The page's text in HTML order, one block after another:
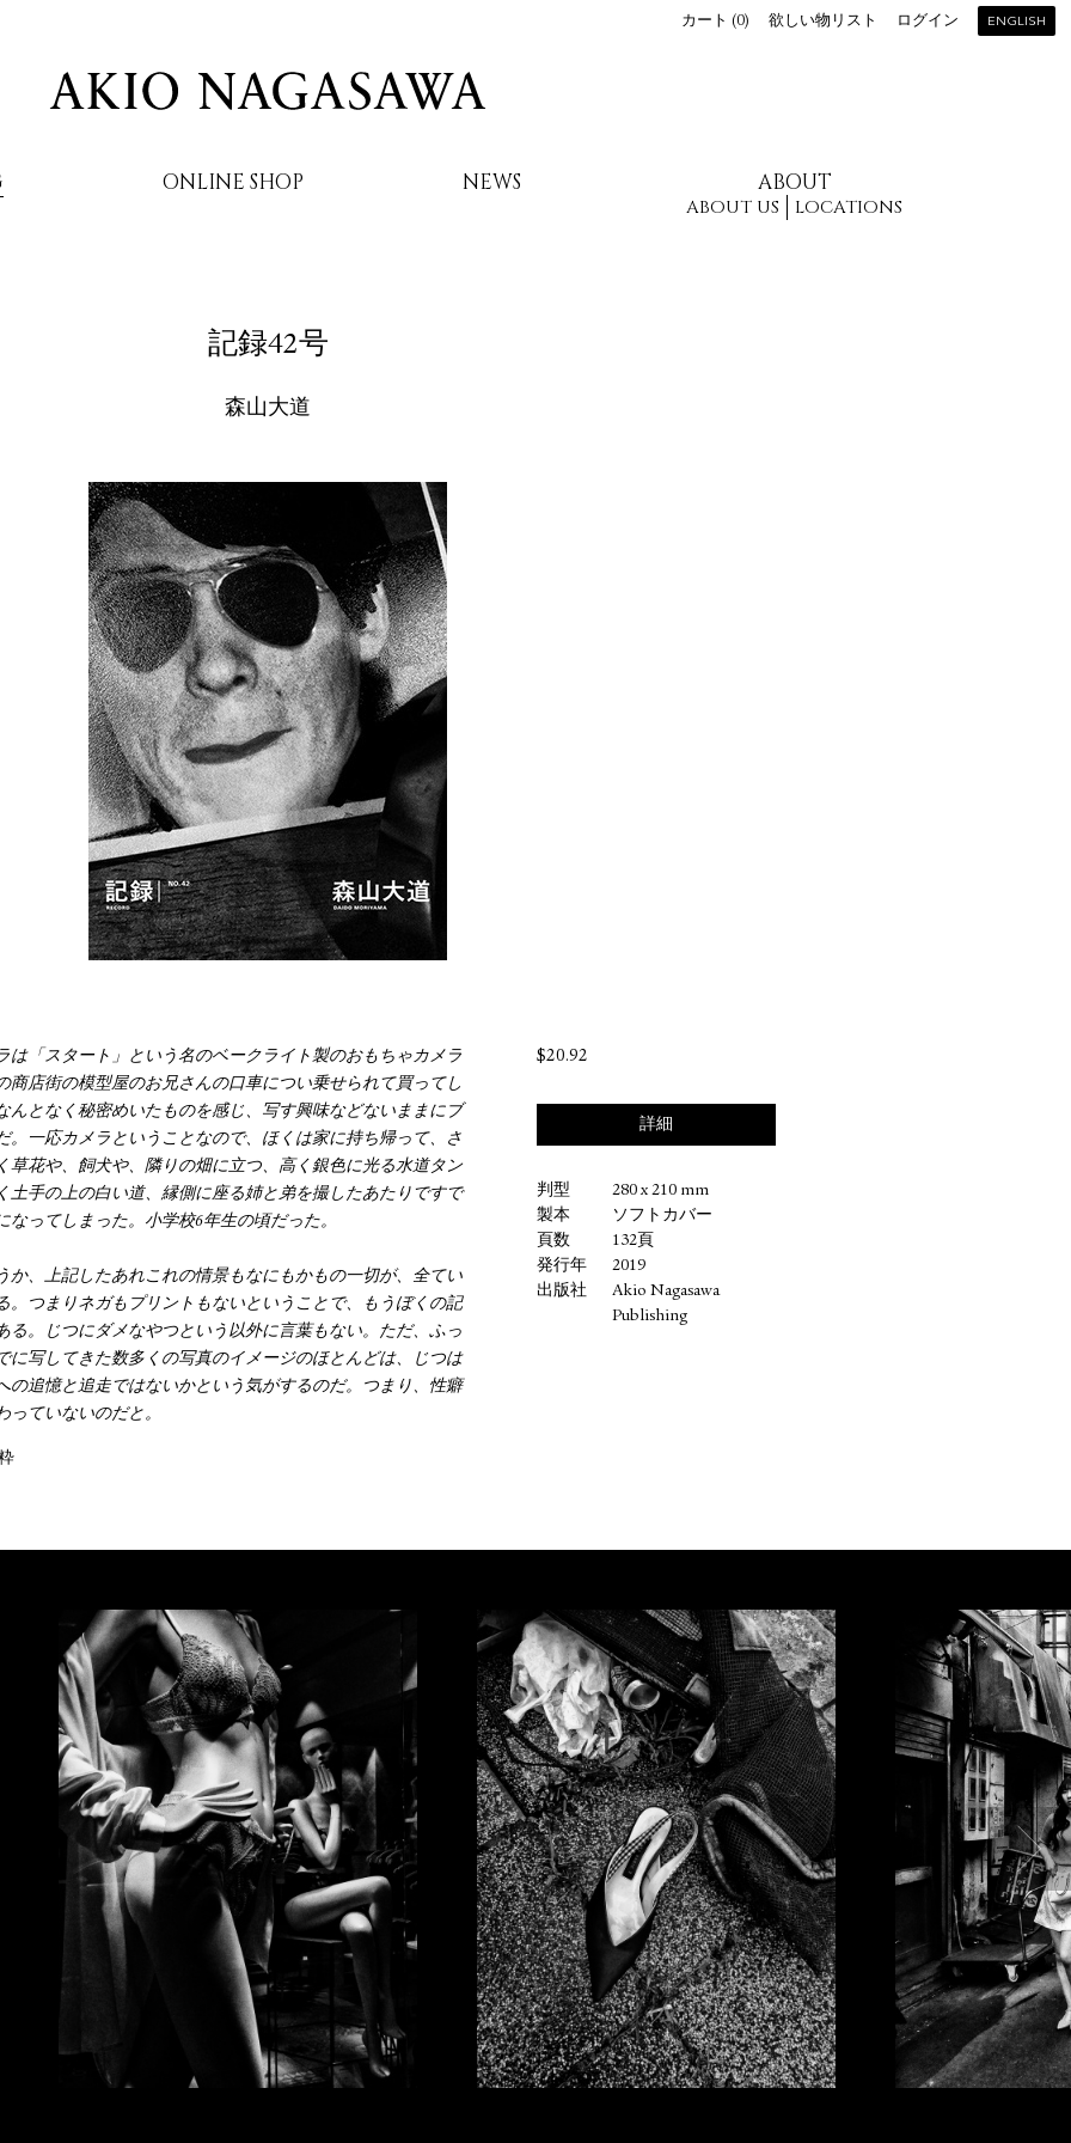
ONLINE SHOP NEWS ABOUT
ABOUT US LOCATIONS
カート (0) 欲しい物リスト ログイン ENGLISH
記録42号
森山大道
は「スタート」という名のベークライト製のおもちゃカメラ
商店街の模型屋のお兄さんの口車につい乗せられて買ってし
んとなく秘密めいたものを感じ、写す興味などないままにブ
。一応カメラということなので、ほくは家に持ち帰って、さ
草花や、飼犬や、隣りの畑に立つ、高く銀色に光る水道タン
土手の上の白い道、縁側に座る姉と弟を撮したあたりですで
ってしまった。小学校6年生の頃だった。
か、上記したあれこれの情景もなにもかもの一切が、全てい
。つまりネガもプリントもないということで、もうぼくの記
る。じつにダメなやつという以外に言葉もない。ただ、ふっ
に写してきた数多くの写真のイメージのほとんどは、じつは
の追憶と追走ではないかという気がするのだ。つまり、性癖
っていないのだと。
$20.92
詳細
判型
280 x 210 mm
製本
ソフトカバー
頁数
132頁
発行年
2019
出版社
Akio Nagasawa
Publishing